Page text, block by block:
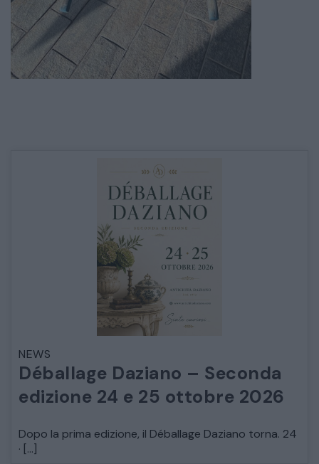
NEWS
Déballage Daziano – Seconda
edizione 24 e 25 ottobre 2026
Dopo la prima edizione, il Déballage Daziano torna. 24
· […]